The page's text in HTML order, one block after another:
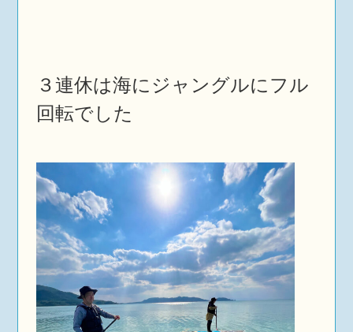
３連休は海にジャングルにフル
回転でした